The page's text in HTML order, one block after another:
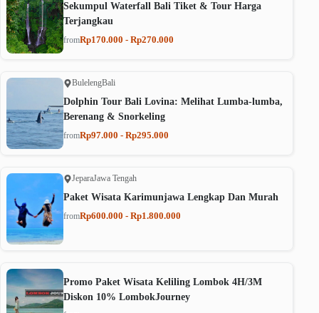
Sekumpul Waterfall Bali Tiket & Tour Harga
Terjangkau
fromRp170.000 - Rp270.000
BulelengBali
Dolphin Tour Bali Lovina: Melihat Lumba-lumba,
Berenang & Snorkeling
fromRp97.000 - Rp295.000
JeparaJawa Tengah
Paket Wisata Karimunjawa Lengkap Dan Murah
fromRp600.000 - Rp1.800.000
Promo Paket Wisata Keliling Lombok 4H/3M
Diskon 10% LombokJourney